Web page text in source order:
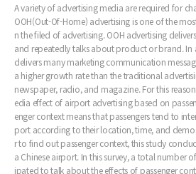
A variety of advertising media are required for
OOH(Out-Of-Home) advertising is one of the
n the filed of advertising. OOH advertising
and repeatedly talks about product or brand. In
delivers many marketing communication
a higher growth rate than the traditional
newspaper, radio, and magazine. For this
edia effect of airport advertising based on
enger context means that passengers tend to
port according to their location, time, and
r to find out passenger context, this study
a Chinese airport. In this survey, a total number
ipated to talk about the effects of passenger